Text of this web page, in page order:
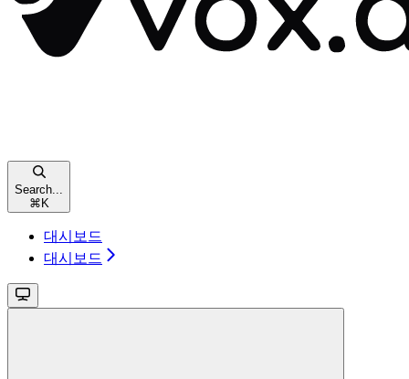
Search...
⌘ K
대시보드
대시보드